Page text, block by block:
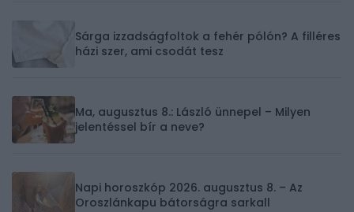
Sárga izzadságfoltok a fehér pólón? A filléres
házi szer, ami csodát tesz
Ma, augusztus 8.: László ünnepel – Milyen
jelentéssel bír a neve?
Napi horoszkóp 2026. augusztus 8. – Az
Oroszlánkapu bátorságra sarkall